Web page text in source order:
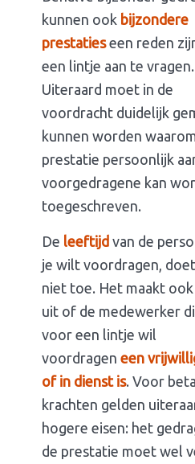
kunnen ook bijzondere
prestatieseen reden
een lintje aan te vragen.
Uiteraard moet in de
voordracht duidelijk
kunnen worden
prestatie persoonlijk
voorgedragene kan
toegeschreven.
De leeftijd van de
je wilt voordragen,
niet toe. Het maakt
uit of de medewerker
voor een lintje wil
voordragen een
of in dienst is. Voor
krachten gelden
hogere eisen: het
de prestatie moet wel